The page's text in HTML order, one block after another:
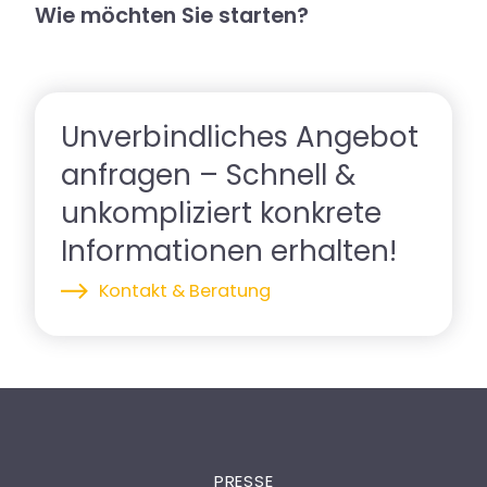
Stressbelastung des Herzens
Wie möchten Sie starten?
Unverbindliches Angebot
anfragen – Schnell &
unkompliziert konkrete
Informationen erhalten!
Kontakt & Beratung
PRESSE